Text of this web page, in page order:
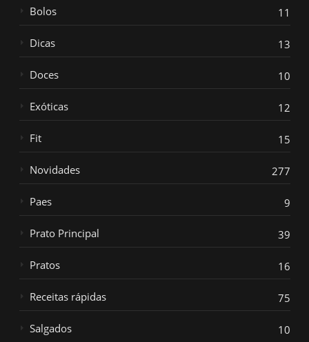
Bolos 11
Dicas 13
Doces 10
Exóticas 12
Fit 15
Novidades 277
Paes 9
Prato Principal 39
Pratos 16
Receitas rápidas 75
Salgados 10